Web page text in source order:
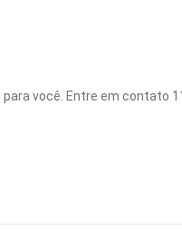
você. Entre em contato